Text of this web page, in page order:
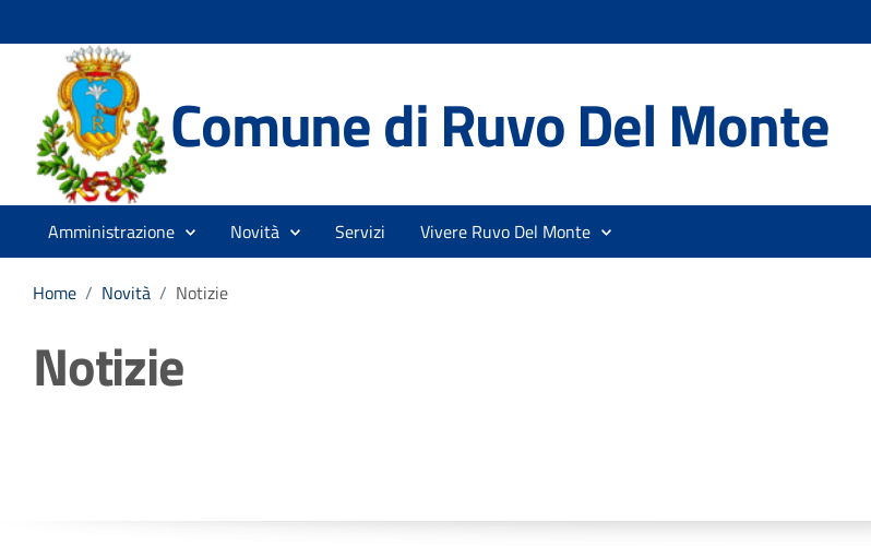
Comune di Ruvo Del Monte
Amministrazione Novità Servizi Vivere Ruvo Del Monte
Home / Novità / Notizie
Notizie